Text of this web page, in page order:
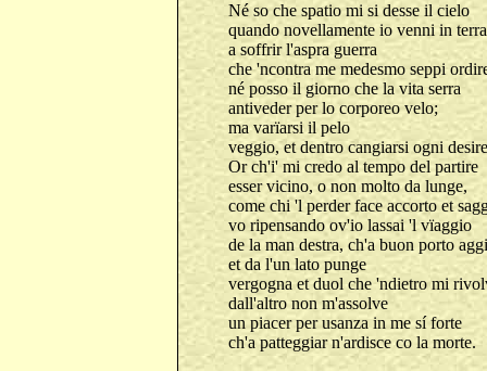
Né so che spatio mi si desse il cielo
quando novellamente io venni in terra
a soffrir l'aspra guerra
che 'ncontra me medesmo seppi
né posso il giorno che la vita serra
antiveder per lo corporeo velo;
ma varïarsi il pelo
veggio, et dentro cangiarsi ogni
Or ch'i' mi credo al tempo del partire
esser vicino, o non molto da lunge,
come chi 'l perder face accorto et
vo ripensando ov'io lassai 'l vïaggio
de la man destra, ch'a buon porto
et da l'un lato punge
vergogna et duol che 'ndietro mi
dall'altro non m'assolve
un piacer per usanza in me sí forte
ch'a patteggiar n'ardisce co la morte.